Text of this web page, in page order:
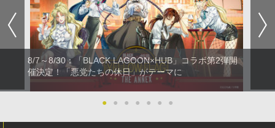
8/7～8/30：「BLACK LAGOON×HUB」コラボ第2弾開
催決定！「悪党たちの休日」がテーマに
● ● ● ● ● ● ●